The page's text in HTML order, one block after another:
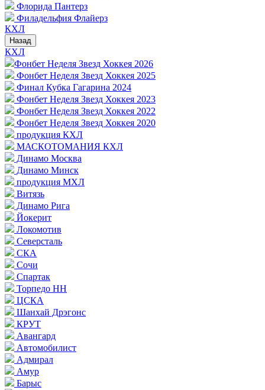
Флорида Пантерз
Филадельфия Флайерз
КХЛ
Назад
КХЛ
Фонбет Неделя Звезд Хоккея 2026
Фонбет Неделя Звезд Хоккея 2025
Финал Кубка Гагарина 2024
Фонбет Неделя Звезд Хоккея 2023
Фонбет Неделя Звезд Хоккея 2022
Фонбет Неделя Звезд Хоккея 2020
продукция КХЛ
МАСКОТОМАНИЯ КХЛ
Динамо Москва
Динамо Минск
продукция МХЛ
Витязь
Динамо Рига
Йокерит
Локомотив
Северсталь
СКА
Сочи
Спартак
Торпедо НН
ЦСКА
Шанхай Дрэгонс
КРУТ
Авангард
Автомобилист
Адмирал
Амур
Барыс